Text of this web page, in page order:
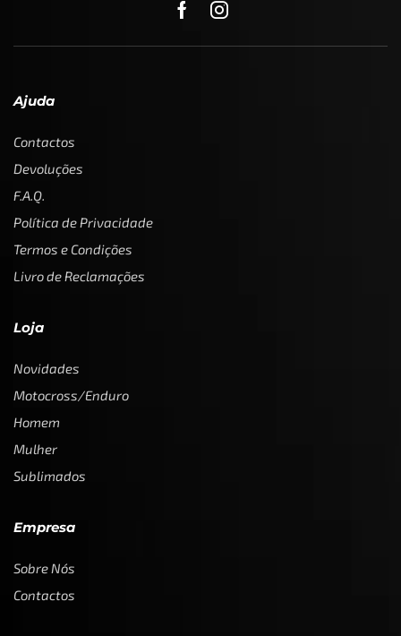
Ajuda
Contactos
Devoluções
F.A.Q.
Política de Privacidade
Termos e Condições
Livro de Reclamações
Loja
Novidades
Motocross/Enduro
Homem
Mulher
Sublimados
Empresa
Sobre Nós
Contactos